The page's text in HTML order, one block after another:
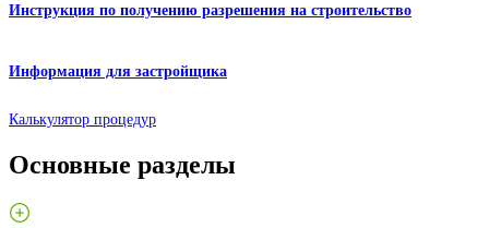
Инструкция по получению разрешения на строительство
Информация для застройщика
Калькулятор процедур
Основные разделы